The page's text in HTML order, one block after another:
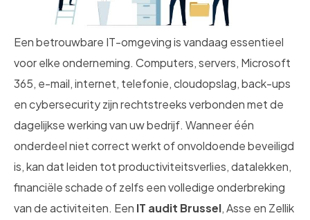
Een betrouwbare IT-omgeving is vandaag essentieel
voor elke onderneming. Computers, servers, Microsoft
365, e-mail, internet, telefonie, cloudopslag, back-ups
en cybersecurity zijn rechtstreeks verbonden met de
dagelijkse werking van uw bedrijf. Wanneer één
onderdeel niet correct werkt of onvoldoende beveiligd
is, kan dat leiden tot productiviteitsverlies, datalekken,
financiële schade of zelfs een volledige onderbreking
van de activiteiten. Een IT audit Brussel, Asse en Zellik